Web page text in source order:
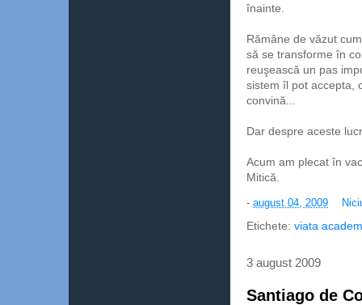
înainte.
Rămâne de văzut
să se transforme în
reuşească un pas
sistem îl pot accepta,
convină...
Dar despre aceste
Acum am plecat în
Mitică.
- august 04, 2009
Etichete: viata
3 august 2009
Santiago de